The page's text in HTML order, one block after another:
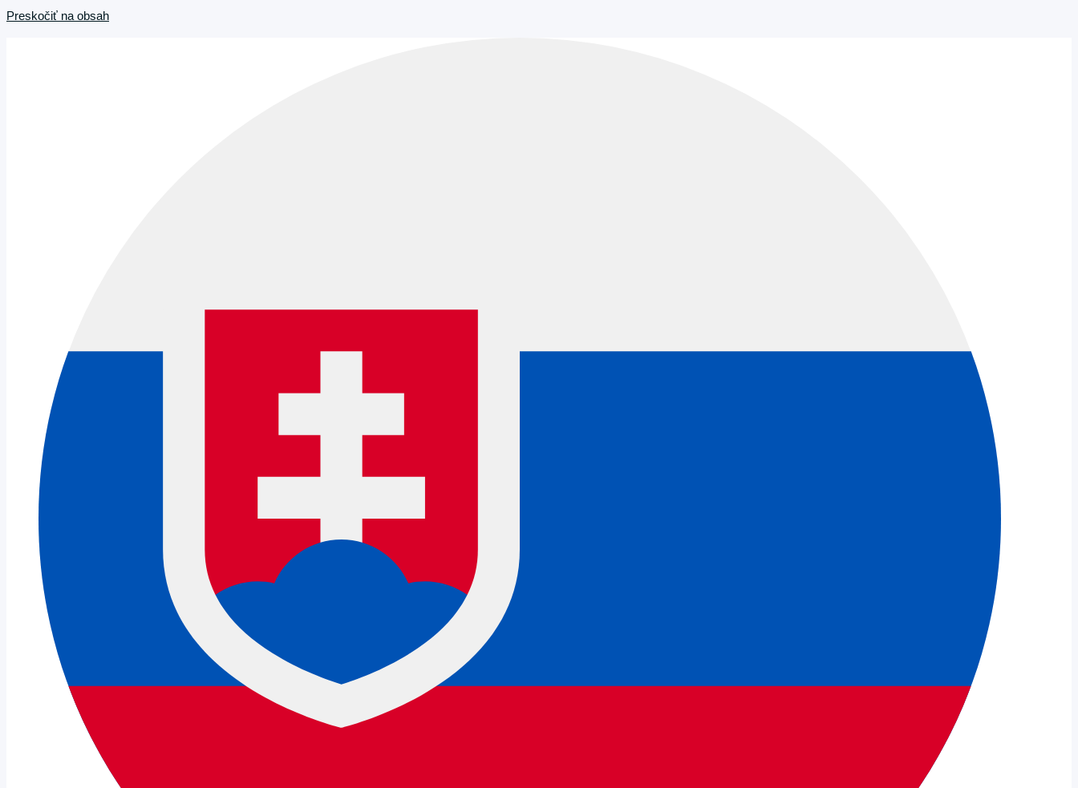
Preskočiť na obsah